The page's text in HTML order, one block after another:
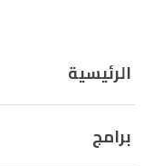
الرئيسية
برامج